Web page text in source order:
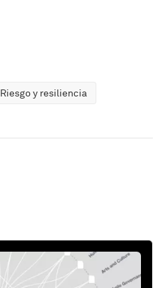
Riesgo y resiliencia